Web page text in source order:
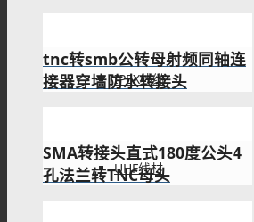
IPEX线缆
UHF线材
tnc转smb公转母射频同轴连
接器穿墙防水转接头
SMA转接头直式180度公头4
孔法兰转TNC母头